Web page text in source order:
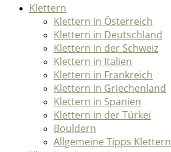
Klettern
Klettern in Österreich
Klettern in Deutschland
Klettern in der Schweiz
Klettern in Italien
Klettern in Frankreich
Klettern in Griechenland
Klettern in Spanien
Klettern in der Türkei
Bouldern
Allgemeine Tipps Klettern